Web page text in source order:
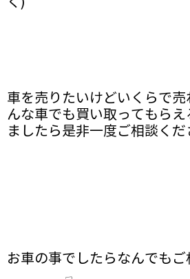
車を売りたいけどいくらで
んな車でも買い取ってもら
ましたら是非一度ご相談くだ
お車の事でしたらなんでも